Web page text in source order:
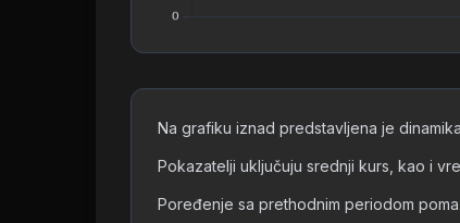
Na grafiku iznad predstavljena je
Pokazatelji uključuju srednji kurs, kao i
Poređenje sa prethodnim periodom